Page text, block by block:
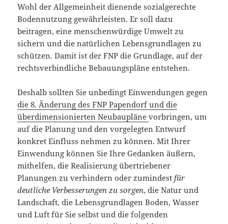
Wohl der Allgemeinheit dienende sozialgerechte
Bodennutzung gewährleisten. Er soll dazu
beitragen, eine menschenwürdige Umwelt zu
sichern und die natürlichen Lebensgrundlagen zu
schützen. Damit ist der FNP die Grundlage, auf der
rechtsverbindliche Bebauungspläne entstehen.
Deshalb sollten Sie unbedingt Einwendungen gegen
die 8. Änderung des FNP Papendorf und die
überdimensionierten Neubauplänevorbringen, um
auf die Planung und den vorgelegten Entwurf
konkret Einfluss nehmen zu können. Mit Ihrer
Einwendung können Sie Ihre Gedanken äußern,
mithelfen, die Realisierung übertriebener
Planungen zu verhindern oder zumindest für
deutliche Verbesserungen zu sorgen, die Natur und
Landschaft, die Lebensgrundlagen Boden, Wasser
und Luft für Sie selbst und die folgenden